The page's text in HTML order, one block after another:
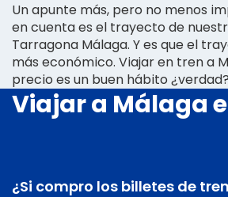
Un apunte más, pero no menos
en cuenta es el trayecto de
Tarragona Málaga. Y es que el
más económico. Viajar en tren a
precio es un buen hábito ¿verdad?
Viajar a Málaga
¿Si compro los billetes de